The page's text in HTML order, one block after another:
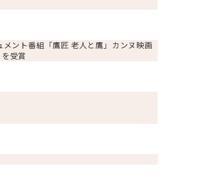
ント番組「鷹匠 老人と鷹」カンヌ映画
受賞